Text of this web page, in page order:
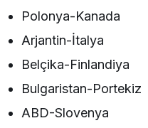
Polonya-Kanada
Arjantin-İtalya
Belçika-Finlandiya
Bulgaristan-Portekiz
ABD-Slovenya